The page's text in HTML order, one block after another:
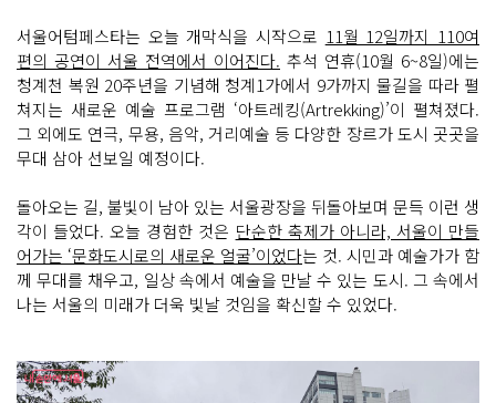
서울어텀페스타는 오늘 개막식을 시작으로 11월 12일까지 110여
편의 공연이 서울 전역에서 이어진다. 추석 연휴(10월 6~8일)에는
청계천 복원 20주년을 기념해 청계1가에서 9가까지 물길을 따라 펼
쳐지는 새로운 예술 프로그램 ‘아트레킹(Artrekking)’이 펼쳐졌다.
그 외에도 연극, 무용, 음악, 거리예술 등 다양한 장르가 도시 곳곳을
무대 삼아 선보일 예정이다.
돌아오는 길, 불빛이 남아 있는 서울광장을 뒤돌아보며 문득 이런 생
각이 들었다. 오늘 경험한 것은 단순한 축제가 아니라, 서울이 만들
어가는 ‘문화도시로의 새로운 얼굴’이었다는 것. 시민과 예술가가 함
께 무대를 채우고, 일상 속에서 예술을 만날 수 있는 도시. 그 속에서
나는 서울의 미래가 더욱 빛날 것임을 확신할 수 있었다.